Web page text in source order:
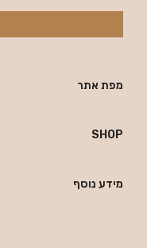
מפת אתר
SHOP
מידע נוסף